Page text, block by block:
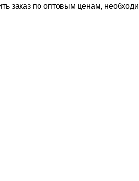
заказ по оптовым ценам,